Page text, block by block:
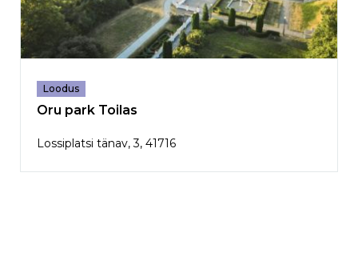
Loodus
Oru park Toilas
Lossiplatsi tänav, 3, 41716